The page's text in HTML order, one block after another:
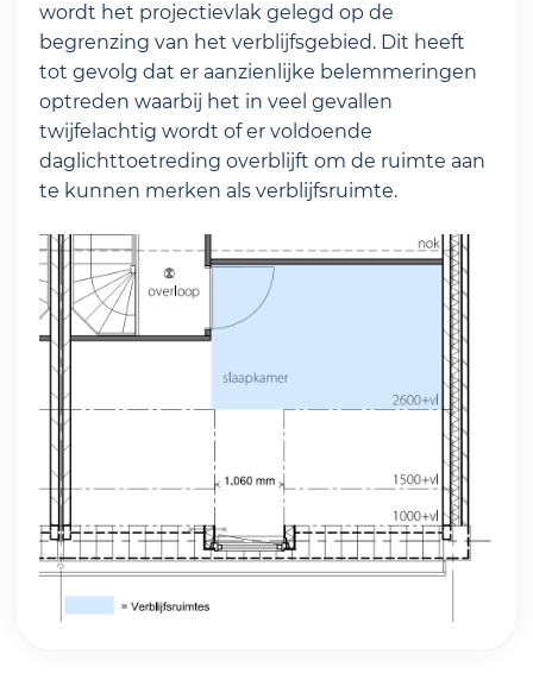
wordt het projectievlak gelegd op de
begrenzing van het verblijfsgebied. Dit heeft
tot gevolg dat er aanzienlijke belemmeringen
optreden waarbij het in veel gevallen
twijfelachtig wordt of er voldoende
daglichttoetreding overblijft om de ruimte aan
te kunnen merken als verblijfsruimte.